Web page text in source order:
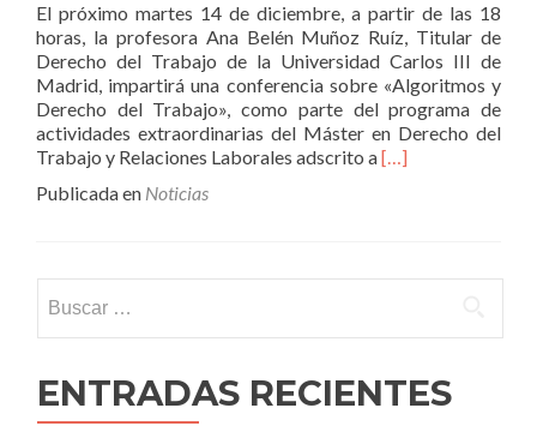
El próximo martes 14 de diciembre, a partir de las 18
horas, la profesora Ana Belén Muñoz Ruíz, Titular de
Derecho del Trabajo de la Universidad Carlos III de
Madrid, impartirá una conferencia sobre «Algoritmos y
Derecho del Trabajo», como parte del programa de
actividades extraordinarias del Máster en Derecho del
Trabajo y Relaciones Laborales adscrito aLeer
Derecho
[…]
Publicada en Noticias
ENTRADAS RECIENTES